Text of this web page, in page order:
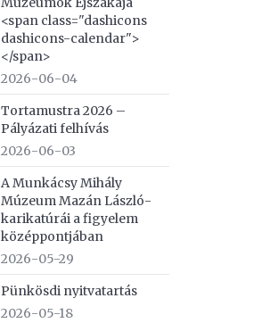
<span class="dashicons
dashicons-calendar">
</span>
2026-06-04
Tortamustra 2026 –
Pályázati felhívás
2026-06-03
A Munkácsy Mihály
Múzeum Mazán László-
karikatúrái a figyelem
középpontjában
2026-05-29
Pünkösdi nyitvatartás
2026-05-18